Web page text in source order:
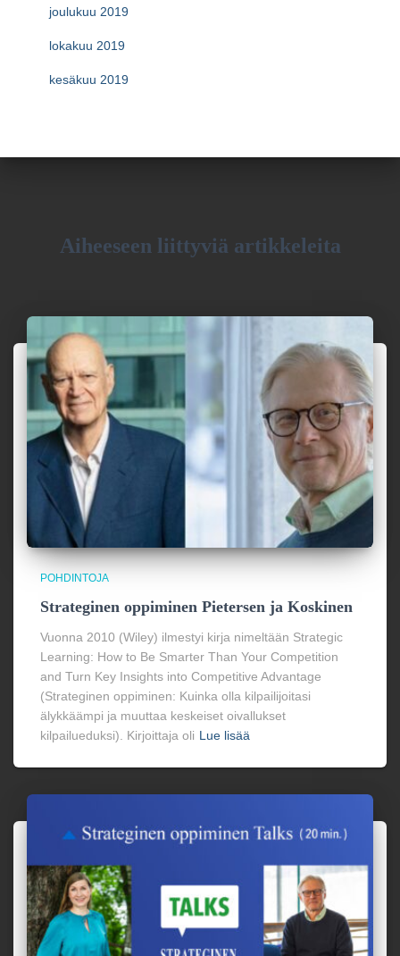
joulukuu 2019
lokakuu 2019
kesäkuu 2019
Aiheeseen liittyviä artikkeleita
POHDINTOJA
Strateginen oppiminen Pietersen ja Koskinen
Vuonna 2010 (Wiley) ilmestyi kirja nimeltään Strategic
Learning: How to Be Smarter Than Your Competition
and Turn Key Insights into Competitive Advantage
(Strateginen oppiminen: Kuinka olla kilpailijoitasi
älykkäämpi ja muuttaa keskeiset oivallukset
kilpailueduksi). Kirjoittaja oli Lue lisää